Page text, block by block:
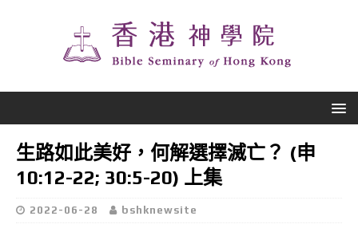
生路如此美好，何解選擇滅亡？ (申
10:12-22; 30:5-20) 上集
2022-06-28 bshknewsite